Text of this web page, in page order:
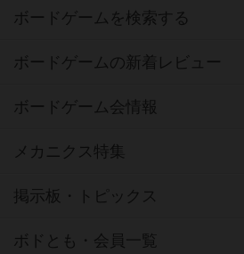
ボードゲームを検索する
ボードゲームの新着レビュー
ボードゲーム会情報
メカニクス特集
掲示板・トピックス
ボドとも・会員一覧